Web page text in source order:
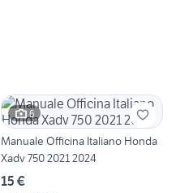
6
Manuale Officina Italiano Honda
Xadv 750 2021 2024
15 €